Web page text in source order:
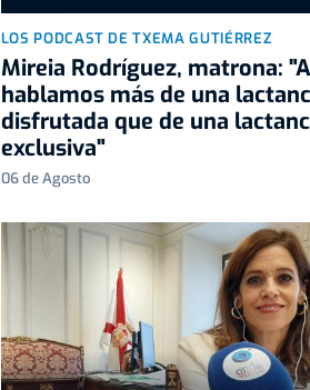
LOS PODCAST DE TXEMA GUTIÉRREZ
Mireia Rodríguez, matrona:
hablamos más de una
disfrutada que de una
exclusiva"
06 de Agosto